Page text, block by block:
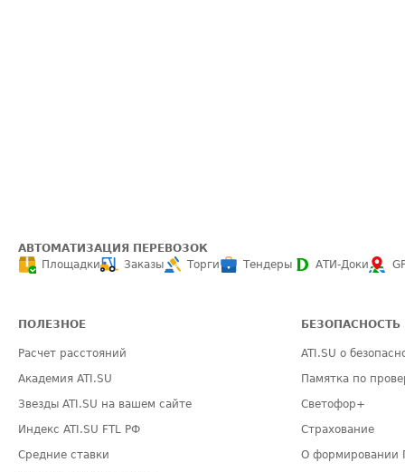
АВТОМАТИЗАЦИЯ ПЕРЕВОЗОК
Площадки
Заказы Торги Тендеры АТИ-Доки
ПОЛЕЗНОЕ
Расчет расстояний
Академия ATI.SU
Звезды ATI.SU на вашем сайте
Индекс ATI.SU FTL РФ
Средние ставки
БЕЗОПАСНОСТЬ
ATI.SU о
Памятка по
Светофор+
Страхование
О формировании